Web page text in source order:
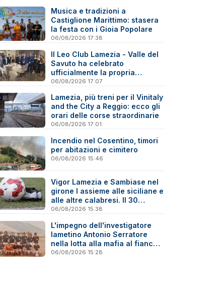
Musica e tradizioni a
Castiglione Marittimo: stasera
la festa con i Gioia Popolare
06/08/2026 17:38
Il Leo Club Lamezia - Valle del
Savuto ha celebrato
ufficialmente la propria
riattivazione
06/08/2026 17:07
Lamezia, più treni per il Vinitaly
and the City a Reggio: ecco gli
orari delle corse straordinarie
06/08/2026 17:01
Incendio nel Cosentino, timori
per abitazioni e cimitero
06/08/2026 15:46
Vigor Lamezia e Sambiase nel
girone I assieme alle siciliane e
alle altre calabresi. Il 30
agosto stracittadina di Coppa
06/08/2026 15:38
L'impegno dell'investigatore
lametino Antonio Serratore
nella lotta alla mafia al fianco
di Ninni Cassarà
06/08/2026 15:28